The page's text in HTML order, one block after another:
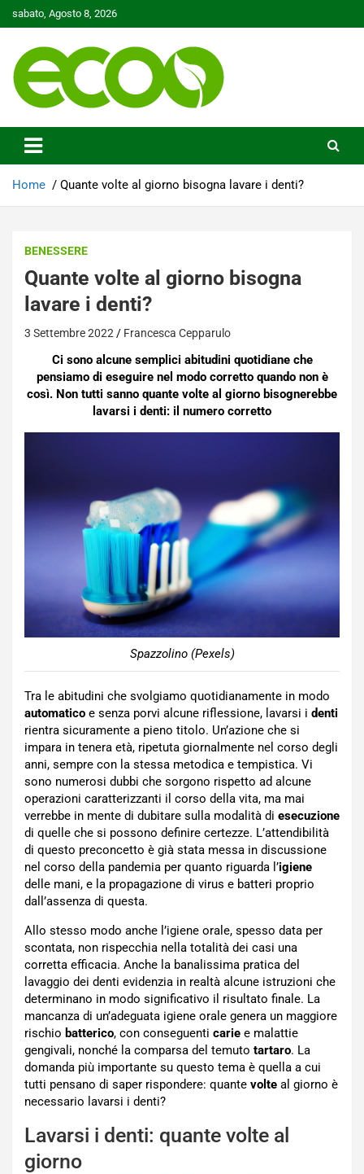
to
sabato, Agosto 8, 2026
Ecoo.it
Home Quante volte al giorno bisogna lavare i denti?
BENESSERE
Quante volte al giorno bisogna
lavare i denti?
3 Settembre 2022 Francesca Cepparulo
Ci sono alcune semplici abitudini quotidiane che
pensiamo di eseguire nel modo corretto quando non è
così. Non tutti sanno quante volte al giorno bisognerebbe
lavarsi i denti: il numero corretto
Spazzolino (Pexels)
Tra le abitudini che svolgiamo quotidianamente in modo
automatico e senza porvi alcune riflessione, lavarsi i denti
rientra sicuramente a pieno titolo. Un’azione che si
impara in tenera età, ripetuta giornalmente nel corso degli
anni, sempre con la stessa metodica e tempistica. Vi
sono numerosi dubbi che sorgono rispetto ad alcune
operazioni caratterizzanti il corso della vita, ma mai
verrebbe in mente di dubitare sulla modalità di esecuzione
di quelle che si possono definire certezze. L’attendibilità
di questo preconcetto è già stata messa in discussione
nel corso della pandemia per quanto riguarda l’igiene
delle mani, e la propagazione di virus e batteri proprio
dall’assenza di questa.
Allo stesso modo anche l’igiene orale, spesso data per
scontata, non rispecchia nella totalità dei casi una
corretta efficacia. Anche la banalissima pratica del
lavaggio dei denti evidenzia in realtà alcune istruzioni che
determinano in modo significativo il risultato finale. La
mancanza di un’adeguata igiene orale genera un maggiore
rischio batterico, con conseguenti carie e malattie
gengivali, nonché la comparsa del temuto tartaro. La
domanda più importante su questo tema è quella a cui
tutti pensano di saper rispondere: quante volte al giorno è
necessario lavarsi i denti?
Lavarsi i denti: quante volte al
giorno